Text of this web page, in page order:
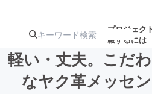
プロジェク
載するには
軽い・丈夫。こだ
なヤク革メッセ